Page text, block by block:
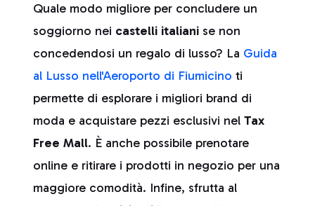
Quale modo migliore per concludere un
soggiorno nei castelli italiani se non
concedendosi un regalo di lusso? La Guida
al Lusso nell'Aeroporto di Fiumicino ti
permette di esplorare i migliori brand di
moda e acquistare pezzi esclusivi nel Tax
Free Mall. È anche possibile prenotare
online e ritirare i prodotti in negozio per una
maggiore comodità. Infine, sfrutta al